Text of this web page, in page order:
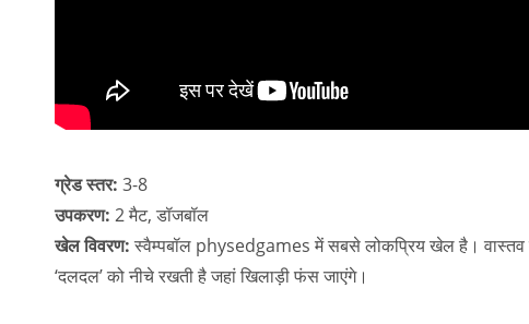
ग्रेड स्तर: 3-8
उपकरण: 2 मैट, डॉजबॉल
खेल विवरण: स्वैम्पबॉल physedgames में सबसे लोकप्रिय खेल है। वास्तव
‘दलदल’ को नीचे रखती है जहां खिलाड़ी फंस जाएंगे।